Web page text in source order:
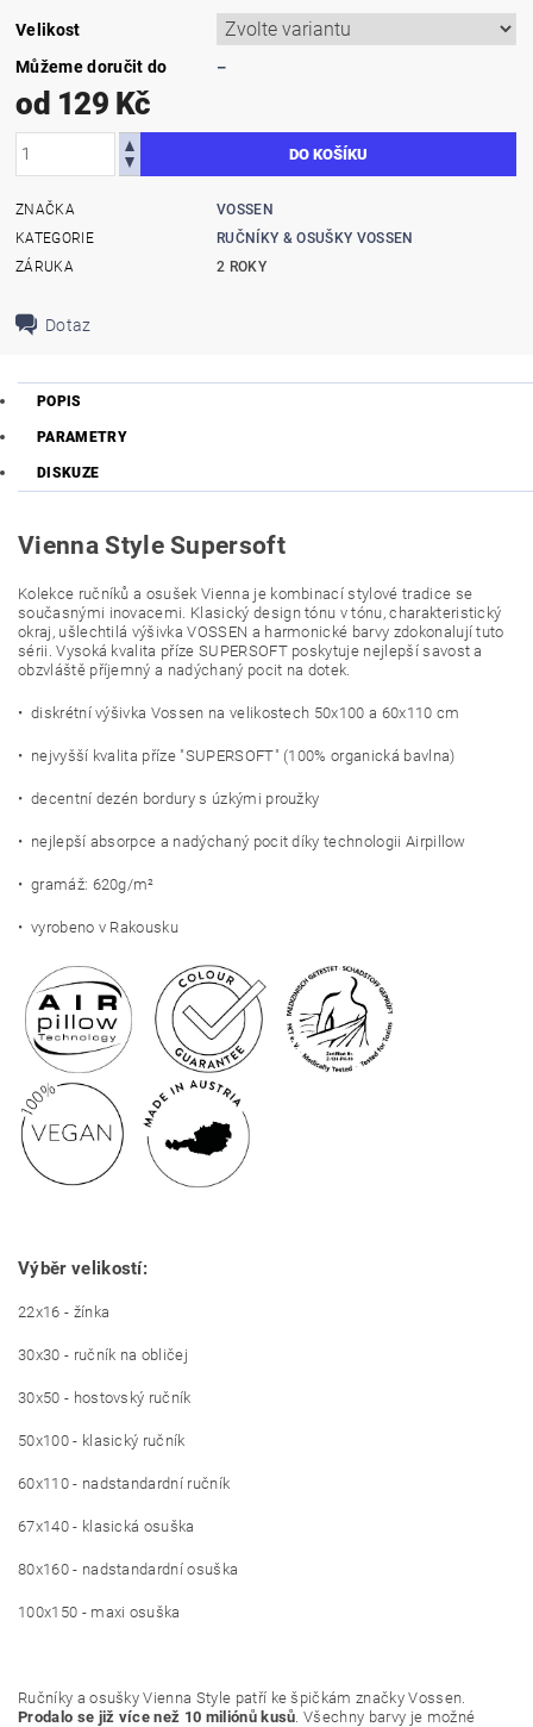
Velikost
Můžeme doručit do
–
od 129 Kč
ZNAČKA
VOSSEN
KATEGORIE
RUČNÍKY & OSUŠKY VOSSEN
ZÁRUKA
2 ROKY
Dotaz
POPIS
PARAMETRY
DISKUZE
Vienna Style Supersoft
Kolekce ručníků a osušek Vienna je kombinací stylové tradice se
současnými inovacemi. Klasický design tónu v tónu, charakteristický
okraj, ušlechtilá výšivka VOSSEN a harmonické barvy zdokonalují tuto
sérii. Vysoká kvalita příze SUPERSOFT poskytuje nejlepší savost a
obzvláště příjemný a nadýchaný pocit na dotek.
• diskrétní výšivka Vossen na velikostech 50x100 a 60x110 cm
• nejvyšší kvalita příze "SUPERSOFT" (100% organická bavlna)
• decentní dezén bordury s úzkými proužky
• nejlepší absorpce a nadýchaný pocit díky technologii Airpillow
• gramáž: 620g/m²
• vyrobeno v Rakousku
Výběr velikostí:
22x16 - žínka
30x30 - ručník na obličej
30x50 - hostovský ručník
50x100 - klasický ručník
60x110 - nadstandardní ručník
67x140 - klasická osuška
80x160 - nadstandardní osuška
100x150 - maxi osuška
Ručníky a osušky Vienna Style patří ke špičkám značky Vossen.
Prodalo se již více než 10 miliónů kusů. Všechny barvy je možné